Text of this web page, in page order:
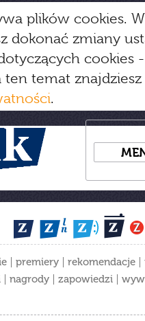
plików cookies.
dokonać zmiany
cookies
temat
.
premiery rekomendacje
nagrody zapowiedzi